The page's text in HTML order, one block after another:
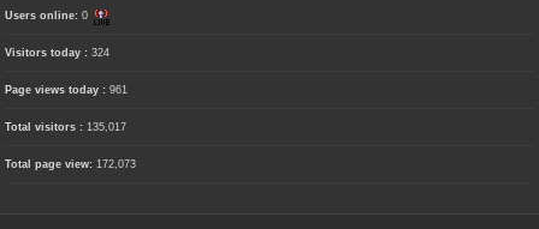
Users online:0
Visitors today :324
Page views today :961
Total visitors :135,017
Total page view:172,073